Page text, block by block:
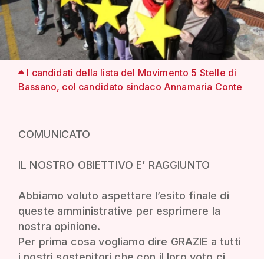
I candidati della lista del Movimento 5 Stelle di
Bassano, col candidato sindaco Annamaria Conte
COMUNICATO
IL NOSTRO OBIETTIVO E’ RAGGIUNTO
Abbiamo voluto aspettare l’esito finale di
queste amministrative per esprimere la
nostra opinione.
Per prima cosa vogliamo dire GRAZIE a tutti